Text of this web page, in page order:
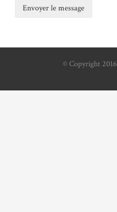
© Copyright 2016